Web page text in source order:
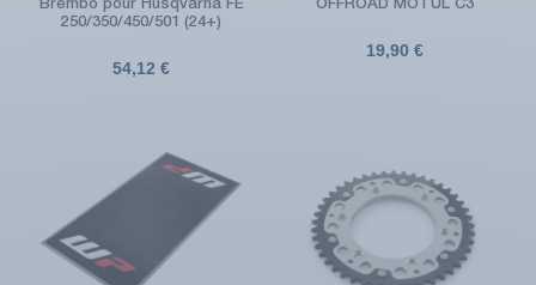
Brembo pour Husqvarna FE
250/350/450/501 (24+)
54,12 €
OFFROAD MOTUL C3
19,90 €